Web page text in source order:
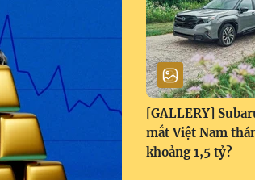
[GALLERY]
mắt Việt Nam
khoảng 1,5 tỷ?